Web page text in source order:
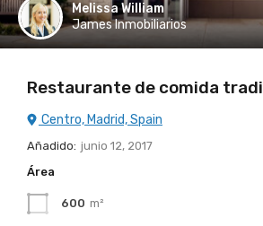
Melissa William
James Inmobiliarios
Restaurante de comida
Centro, Madrid, Spain
Añadido: junio 12, 2017
Área
600 m²